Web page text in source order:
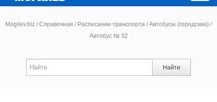
Новости
Mogilev.biz / Справочная / Расписание транспорта / Автобусы (городские) /
Автобус № 32
Найти